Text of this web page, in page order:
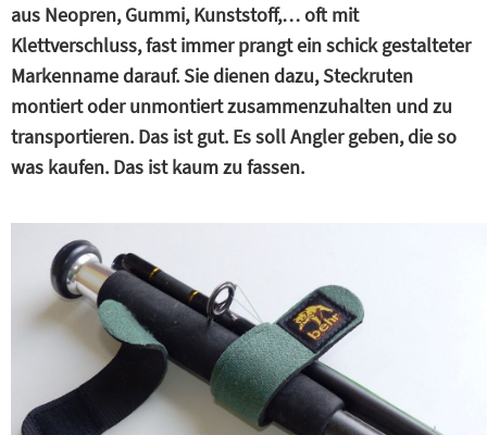
aus Neopren, Gummi, Kunststoff,… oft mit
Klettverschluss, fast immer prangt ein schick gestalteter
Markenname darauf. Sie dienen dazu, Steckruten
montiert oder unmontiert zusammenzuhalten und zu
transportieren. Das ist gut. Es soll Angler geben, die so
was kaufen. Das ist kaum zu fassen.